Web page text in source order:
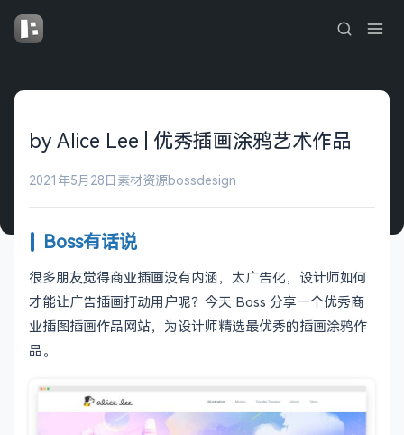
by Alice Lee | 优秀插画涂鸦艺术作品
2021年5月28日 素材资源bossdesign
Boss有话说
很多朋友觉得商业插画没有内涵，太广告化，设计师如何
才能让广告插画打动用户呢？今天 Boss 分享一个优秀商
业插图插画作品网站，为设计师精选最优秀的插画涂鸦作
品。